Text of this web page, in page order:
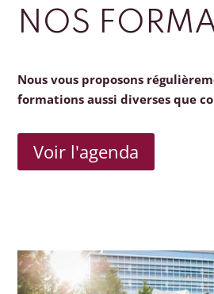
NOS
Nous vous proposons
formations aussi diverses que
Voir l'agenda